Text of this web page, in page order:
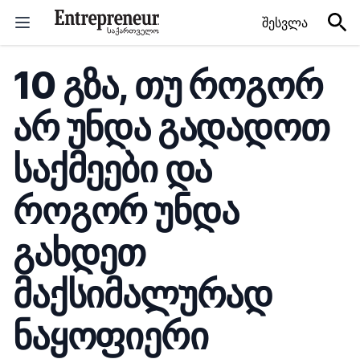
შესვლა
10 გზა, თუ როგორ
არ უნდა გადადოთ
საქმეები და
როგორ უნდა
გახდეთ
მაქსიმალურად
ნაყოფიერი